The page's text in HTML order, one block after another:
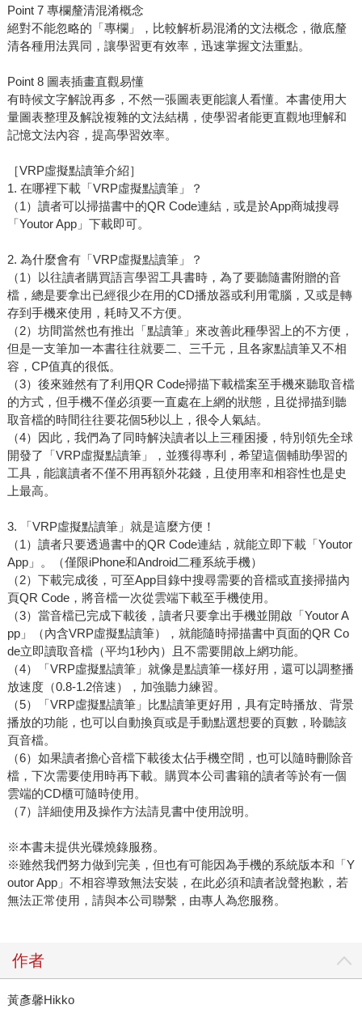
Point 7 專欄釐清混淆概念
絕對不能忽略的「專欄」，比較解析易混淆的文法概念，徹底釐
清各種用法異同，讓學習更有效率，迅速掌握文法重點。
Point 8 圖表插畫直觀易懂
有時候文字解說再多，不然一張圖表更能讓人看懂。本書使用大
量圖表整理及解說複雜的文法結構，使學習者能更直觀地理解和
記憶文法內容，提高學習效率。
［VRP虛擬點讀筆介紹］
1. 在哪裡下載「VRP虛擬點讀筆」？
（1）讀者可以掃描書中的QR Code連結，或是於App商城搜尋
「Youtor App」下載即可。
2. 為什麼會有「VRP虛擬點讀筆」？
（1）以往讀者購買語言學習工具書時，為了要聽隨書附贈的音
檔，總是要拿出已經很少在用的CD播放器或利用電腦，又或是轉
存到手機來使用，耗時又不方便。
（2）坊間當然也有推出「點讀筆」來改善此種學習上的不方便，
但是一支筆加一本書往往就要二、三千元，且各家點讀筆又不相
容，CP值真的很低。
（3）後來雖然有了利用QR Code掃描下載檔案至手機來聽取音檔
的方式，但手機不僅必須要一直處在上網的狀態，且從掃描到聽
取音檔的時間往往要花個5秒以上，很令人氣結。
（4）因此，我們為了同時解決讀者以上三種困擾，特別領先全球
開發了「VRP虛擬點讀筆」，並獲得專利，希望這個輔助學習的
工具，能讓讀者不僅不用再額外花錢，且使用率和相容性也是史
上最高。
3. 「VRP虛擬點讀筆」就是這麼方便！
（1）讀者只要透過書中的QR Code連結，就能立即下載「Youtor
App」。（僅限iPhone和Android二種系統手機）
（2）下載完成後，可至App目錄中搜尋需要的音檔或直接掃描內
頁QR Code，將音檔一次從雲端下載至手機使用。
（3）當音檔已完成下載後，讀者只要拿出手機並開啟「Youtor A
pp」（內含VRP虛擬點讀筆），就能隨時掃描書中頁面的QR Co
de立即讀取音檔（平均1秒內）且不需要開啟上網功能。
（4）「VRP虛擬點讀筆」就像是點讀筆一樣好用，還可以調整播
放速度（0.8-1.2倍速），加強聽力練習。
（5）「VRP虛擬點讀筆」比點讀筆更好用，具有定時播放、背景
播放的功能，也可以自動換頁或是手動點選想要的頁數，聆聽該
頁音檔。
（6）如果讀者擔心音檔下載後太佔手機空間，也可以隨時刪除音
檔，下次需要使用時再下載。購買本公司書籍的讀者等於有一個
雲端的CD櫃可隨時使用。
（7）詳細使用及操作方法請見書中使用說明。
※本書未提供光碟燒錄服務。
※雖然我們努力做到完美，但也有可能因為手機的系統版本和「Y
outor App」不相容導致無法安裝，在此必須和讀者說聲抱歉，若
無法正常使用，請與本公司聯繫，由專人為您服務。
作者
黃彥馨Hikko